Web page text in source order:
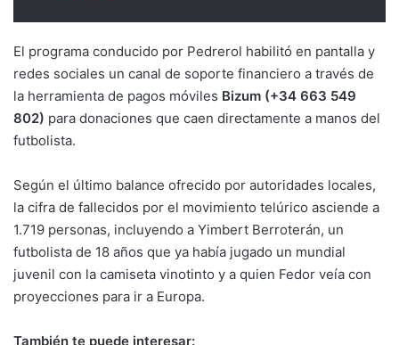
El programa conducido por Pedrerol habilitó en pantalla y
redes sociales un canal de soporte financiero a través de
la herramienta de pagos móviles Bizum (+34 663 549
802) para donaciones que caen directamente a manos del
futbolista.
Según el último balance ofrecido por autoridades locales,
la cifra de fallecidos por el movimiento telúrico asciende a
1.719 personas, incluyendo a Yimbert Berroterán, un
futbolista de 18 años que ya había jugado un mundial
juvenil con la camiseta vinotinto y a quien Fedor veía con
proyecciones para ir a Europa.
También te puede interesar: